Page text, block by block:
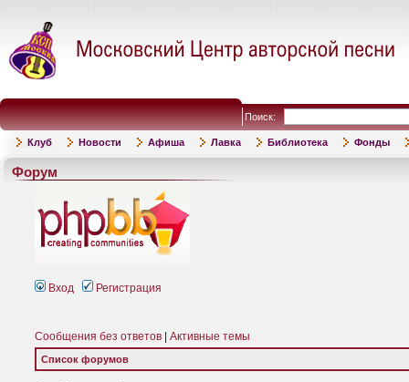
Поиск:
Клуб Новости Афиша Лавка Библиотека Фонды
Форум
Вход Регистрация
Сообщения без ответов Активные темы
Список форумов